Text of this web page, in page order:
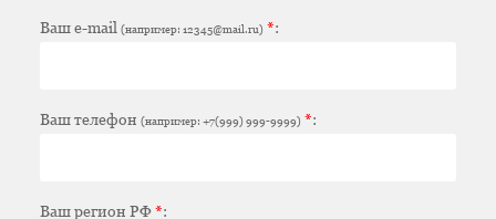
Ваш e-mail (например: 12345@mail.ru) *:
Ваш телефон (например: +7(999) 999-9999) *:
Ваш регион РФ*: